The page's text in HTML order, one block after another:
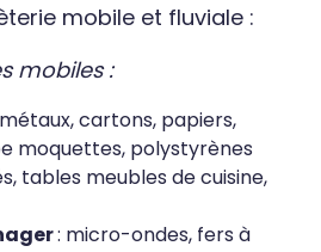
mobile et fluviale :
mobiles :
cartons, papiers,
moquettes, polystyrènes
tables meubles de cuisine,
: micro-ondes, fers à